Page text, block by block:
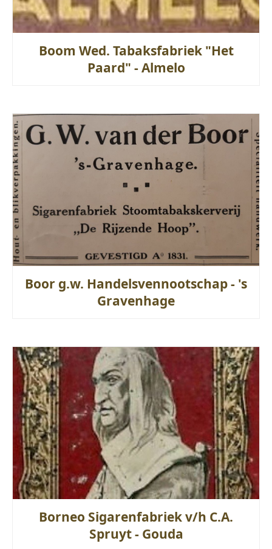
Boom Wed. Tabaksfabriek "Het
Paard" - Almelo
Boor g.w. Handelsvennootschap - 's
Gravenhage
Borneo Sigarenfabriek v/h C.A.
Spruyt - Gouda